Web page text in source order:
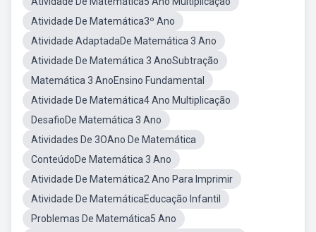
Atividade De Matemática3º Ano
Atividade AdaptadaDe Matemática 3 Ano
Atividade De Matemática 3 AnoSubtração
Matemática 3 AnoEnsino Fundamental
Atividade De Matemática4 Ano Multiplicação
DesafioDe Matemática 3 Ano
Atividades De 3OAno De Matemática
ConteúdoDe Matemática 3 Ano
Atividade De Matemática2 Ano Para Imprimir
Atividade De MatemáticaEducação Infantil
Problemas De Matemática5 Ano